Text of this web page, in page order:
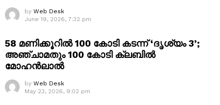
by Web Desk
June 19, 2026, 7:32 pm
58 മണിക്കൂറിൽ 100 കോടി കടന്ന് ‘ദൃശ്യം 3’;
അഞ്ചാമതും 100 കോടി ക്ലബിൽ
മോഹൻലാൽ
by Web Desk
May 23, 2026, 9:02 pm